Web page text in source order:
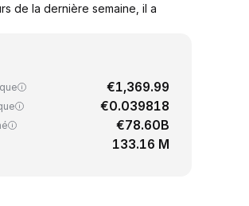
de la dernière semaine, il a
€1,369.99
€0.039818
€78.60B
133.16 M